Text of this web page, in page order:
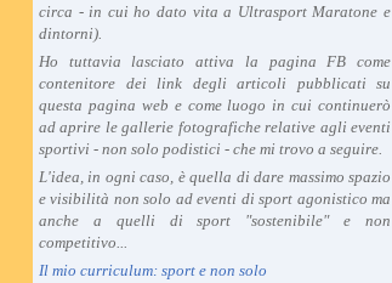
circa - in cui ho dato vita a Ultrasport Maratone e
dintorni).
Ho tuttavia lasciato attiva la pagina FB come
contenitore dei link degli articoli pubblicati su
questa pagina web e come luogo in cui continuerò
ad aprire le gallerie fotografiche relative agli eventi
sportivi - non solo podistici - che mi trovo a seguire.
L'idea, in ogni caso, è quella di dare massimo spazio
e visibilità non solo ad eventi di sport agonistico ma
anche a quelli di sport "sostenibile" e non
competitivo...
Il mio curriculum: sport e non solo